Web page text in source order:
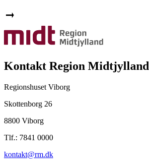
Kontakt Region Midtjylland
Regionshuset Viborg
Skottenborg 26
8800 Viborg
Tlf.: 7841 0000
kontakt@rm.dk